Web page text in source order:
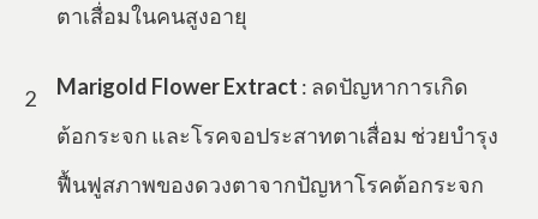
ตาเสื่อมในคนสูงอายุ
2 Marigold Flower Extract : ลดปัญหาการเกิด
ต้อกระจก และโรคจอประสาทตาเสื่อม ช่วยบำรุง
ฟื้นฟูสภาพของดวงตาจากปัญหาโรคต้อกระจก